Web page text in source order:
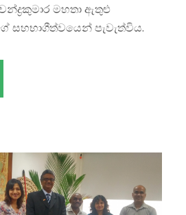
මහතා ඇතුළු
සහභාගීත්වයෙන් පැවැත්විය.